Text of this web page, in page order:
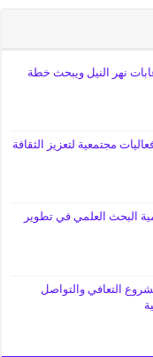
غابات نهر النيل ويبحث خطة
مجتمعية لتعزيز الثقافة
البحث العلمي في تطوير
التعافي والتواصل